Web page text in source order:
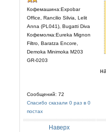
Кофемашина:Expobar
Office, Rancilio Silvia, Lelit
Anna (PL041), Bugatti Diva
Кофемолка:Eureka Mignon
Filtro, Baratza Encore,
Demoka Minimoka M203
GR-0203
Сообщений: 72
Спасибо сказали 0 раз в 0
постах
Наверх